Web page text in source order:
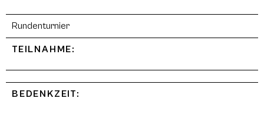
Rundenturnier
TEILNAHME:
BEDENKZEIT: